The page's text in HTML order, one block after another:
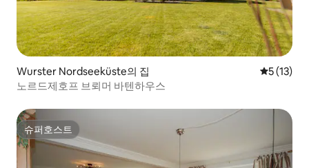
Wurster Nordseeküste의 집 평점 5점
5 (13)
노르드제호프 브뢰머 바텐하우스
슈퍼호스트
슈퍼호스트